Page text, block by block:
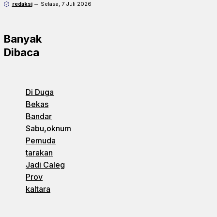
redaksi Selasa, 7 Juli 2026
Banyak
Dibaca
Di Duga
Bekas
Bandar
Sabu,oknum
Pemuda
tarakan
Jadi Caleg
Prov
kaltara